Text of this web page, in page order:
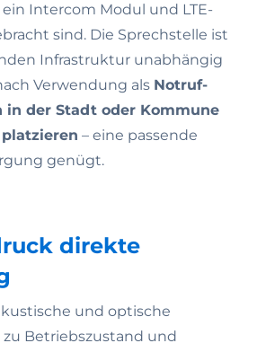
Intercom Modul und LTE-
sind. Die Sprechstelle ist
Infrastruktur unabhängig
Verwendung als Notruf-
in der Stadt oder Kommune
– eine passende
genügt.
direkte
und optische
Betriebszustand und